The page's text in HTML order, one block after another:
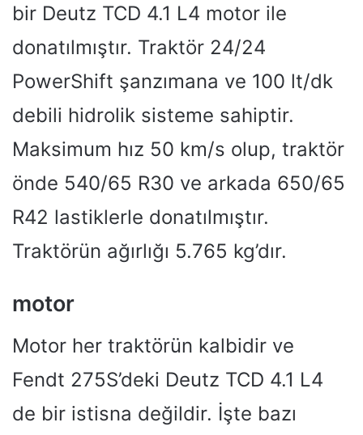
bir Deutz TCD 4.1 L4 motor ile
donatılmıştır. Traktör 24/24
PowerShift şanzımana ve 100 lt/dk
debili hidrolik sisteme sahiptir.
Maksimum hız 50 km/s olup, traktör
önde 540/65 R30 ve arkada 650/65
R42 lastiklerle donatılmıştır.
Traktörün ağırlığı 5.765 kg’dır.
motor
Motor her traktörün kalbidir ve
Fendt 275S’deki Deutz TCD 4.1 L4
de bir istisna değildir. İşte bazı